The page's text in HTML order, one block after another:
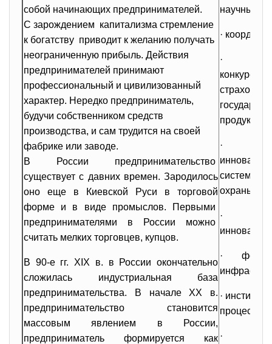
собой начинающих предпринимателей.
С зарождением капитализма стремление
к богатству приводит к желанию получать
неограниченную прибыль. Действия
предпринимателей принимают
профессиональный и цивилизованный
характер. Нередко предприниматель,
будучи собственником средств
производства, и сам трудится на своей
фабрике или заводе.
В России предпринимательство
существует с давних времен. Зародилось
оно еще в Киевской Руси в торговой
форме и в виде промыслов. Первыми
предпринимателями в России можно
считать мелких торговцев, купцов.
В 90-е гг. XIX в. в России окончательно
сложилась индустриальная база
предпринимательства. В начале XX в.
предпринимательство становится
массовым явлением в России,
предприниматель формируется как
научные
·
·
продукции;
·
системы
охраны
·
·
·
процессов
·